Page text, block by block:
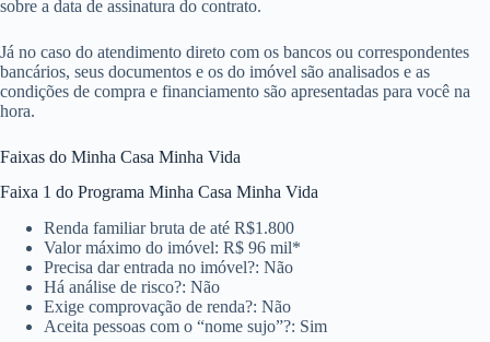
sobre a data de assinatura do contrato.
Já no caso do atendimento direto com os bancos ou correspondentes
bancários, seus documentos e os do imóvel são analisados e as
condições de compra e financiamento são apresentadas para você na
hora.
Faixas do Minha Casa Minha Vida
Faixa 1 do Programa Minha Casa Minha Vida
Renda familiar bruta de até R$1.800
Valor máximo do imóvel: R$ 96 mil*
Precisa dar entrada no imóvel?: Não
Há análise de risco?: Não
Exige comprovação de renda?: Não
Aceita pessoas com o “nome sujo”?: Sim